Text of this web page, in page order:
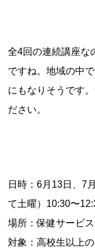
全4回の連続講座な
ですね。地域の中
にもなりそうです
ださい。
日時：6月13日、7
て土曜）10:30〜
場所：保健サービ
対象：高校生以上